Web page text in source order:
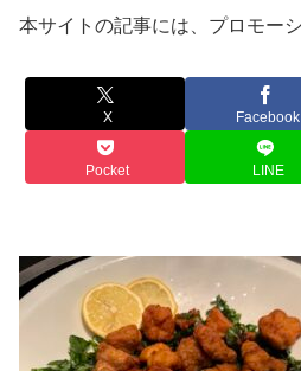
本サイトの記事には、プロモー
X Facebook
Pocket LINE